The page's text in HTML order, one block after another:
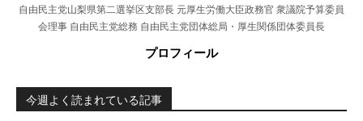
自由民主党山梨県第二選挙区支部長 元厚生労働大臣政務官 衆議院予算委員
会理事 自由民主党総務 自由民主党団体総局・厚生関係団体委員長
プロフィール
今週よく読まれている記事